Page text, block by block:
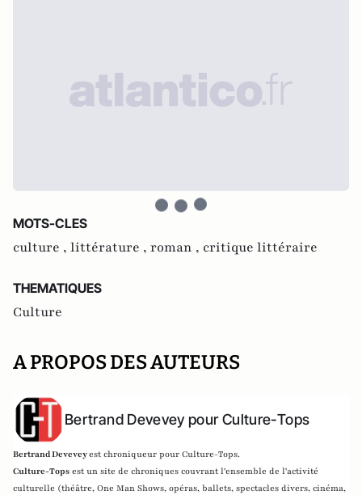
MOTS-CLES
culture , littérature , roman , critique littéraire
THEMATIQUES
Culture
A PROPOS DES AUTEURS
Bertrand Devevey pour Culture-Tops
Bertrand Deveveyest chroniqueur pour Culture-Tops.
Culture-Tops est un site de chroniques couvrant l'ensemble de l'activité
culturelle (théâtre, One Man Shows, opéras, ballets, spectacles divers, cinéma,